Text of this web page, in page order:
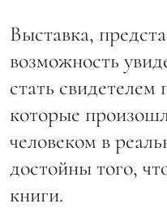
Выставка,
возможность
стать
которые
человеком в
достойны того,
книги.